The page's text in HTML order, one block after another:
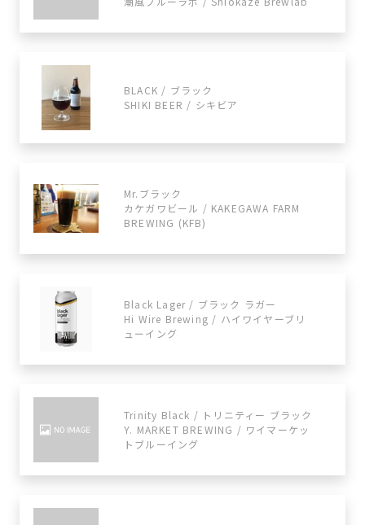
BLACK / ブラック
SHIKI BEER / シキビア
Mr.ブラック
カケガワビール / KAKEGAWA FARM
BREWING (KFB)
Black Lager / ブラック ラガー
Hi Wire Brewing / ハイワイヤーブリ
ューイング
Trinity Black / トリニティー ブラック
Y. MARKET BREWING / ワイマーケッ
トブルーイング